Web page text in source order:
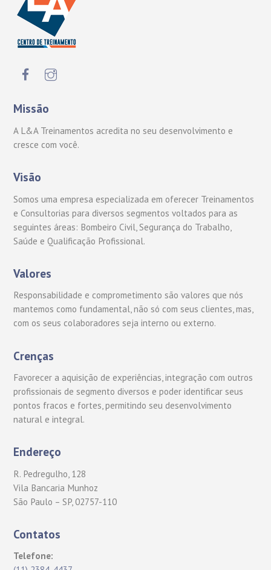
Missão
A L&A Treinamentos acredita no seu desenvolvimento e
cresce com você.
Visão
Somos uma empresa especializada em oferecer Treinamentos
e Consultorias para diversos segmentos voltados para as
seguintes áreas: Bombeiro Civil, Segurança do Trabalho,
Saúde e Qualificação Profissional.
Valores
Responsabilidade e comprometimento são valores que nós
mantemos como fundamental, não só com seus clientes, mas,
com os seus colaboradores seja interno ou externo.
Crenças
Favorecer a aquisição de experiências, integração com outros
profissionais de segmento diversos e poder identificar seus
pontos fracos e fortes, permitindo seu desenvolvimento
natural e integral.
Endereço
R. Pedregulho, 128
Vila Bancaria Munhoz
São Paulo – SP, 02757-110
Contatos
Telefone: